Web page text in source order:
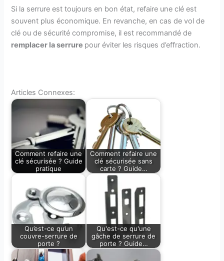
Si la serrure est toujours en bon état, refaire une clé est
souvent plus économique. En revanche, en cas de vol de
clé ou de sécurité compromise, il est recommandé de
remplacer la serrure pour éviter les risques d’effraction.
Articles Connexes:
Comment refaire une
clé sécurisée ? Guide
pratique
Comment refaire une
clé sécurisée sans
carte ? Guide…
Qu’est-ce qu’un
couvre-serrure de
porte ?
Qu'est-ce qu'une
gâche de serrure de
porte ? Guide…